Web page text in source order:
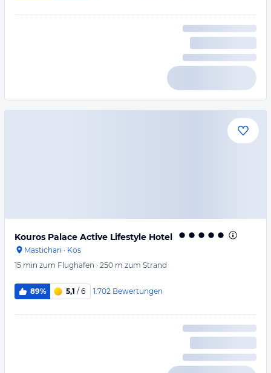
Kouros Palace Active Lifestyle Hotel
Mastichari · Kos
15 min zum Flughafen · 250 m zum Strand
89% 5,1 / 6 1.702 Bewertungen